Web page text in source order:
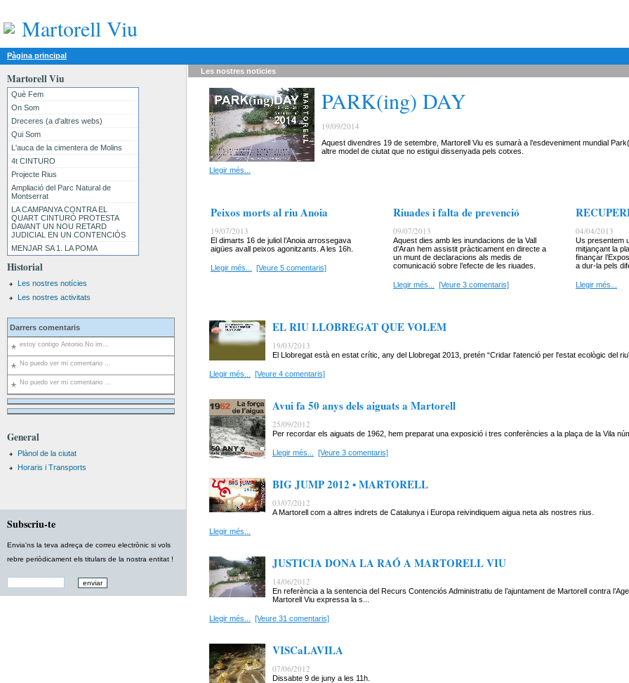
Martorell Viu
Pàgina principal
Martorell Viu
Què Fem
On Som
Dreceres (a d'altres webs)
Qui Som
L'auca de la cimentera de Molins
4t CINTURO
Projecte Rius
Ampliació del Parc Natural de
Montserrat
LA CAMPANYA CONTRA EL
QUART CINTURÓ PROTESTA
DAVANT UN NOU RETARD
JUDICIAL EN UN CONTENCIÓS
MENJAR SA 1. LA POMA
Historial
Les nostres notícies
Les nostres activitats
Darrers comentaris
estoy contigo Antonio.No im...
No puedo ver mi comentario ...
No puedo ver mi comentario ...
General
Plànol de la ciutat
Horaris i Transports
Subscriu-te
Envia'ns la teva adreça de correu electrònic si vols
rebre periòdicament els titulars de la nostra entitat !
Les nostres noticies
PARK(ing) DAY
19/09/2014
Aquest divendres 19 de setembre, Martorell Viu es sumarà a l’esdeveniment mundial
altre model de ciutat que no estigui dissenyada pels cotxes.
Llegir més...
Peixos morts al riu Anoia
19/07/2013
El dimarts 16 de juliol l’Anoia arrossegava
aigües avall peixos agonitzants. A les 16h.
Llegir més... [Veure 5 comentaris]
Riuades i falta de prevenció
09/07/2013
Aquest dies amb les inundacions de la Vall
d’Aran hem assistit pràcticament en directe a
un munt de declaracions als medis de
comunicació sobre l’efecte de les riuades.
Llegir més... [Veure 3 comentaris]
04/04/2013
Us presentem
mitjançant la
finançar
a dur-la pels
Llegir més...
EL RIU LLOBREGAT QUE VOLEM
19/03/2013
El Llobregat està en estat crític, any del Llobregat 2013, pretén “Cridar l'atenció per l'estat ecològic del
Llegir més... [Veure 4 comentaris]
Avui fa 50 anys dels aiguats a Martorell
25/09/2012
Per recordar els aiguats de 1962, hem preparat una exposició i tres conferències a la plaça de la Vila
Llegir més... [Veure 3 comentaris]
BIG JUMP 2012 • MARTORELL
03/07/2012
A Martorell com a altres indrets de Catalunya i Europa reivindiquem aigua neta als nostres rius.
Llegir més...
JUSTICIA DONA LA RAÓ A MARTORELL VIU
14/06/2012
En referència a la sentencia del Recurs Contenciós Administratiu de l’ajuntament de Martorell contra
Martorell Viu expressa la s...
Llegir més... [Veure 31 comentaris]
VISCaLAVILA
07/06/2012
Dissabte 9 de juny a les 11h.